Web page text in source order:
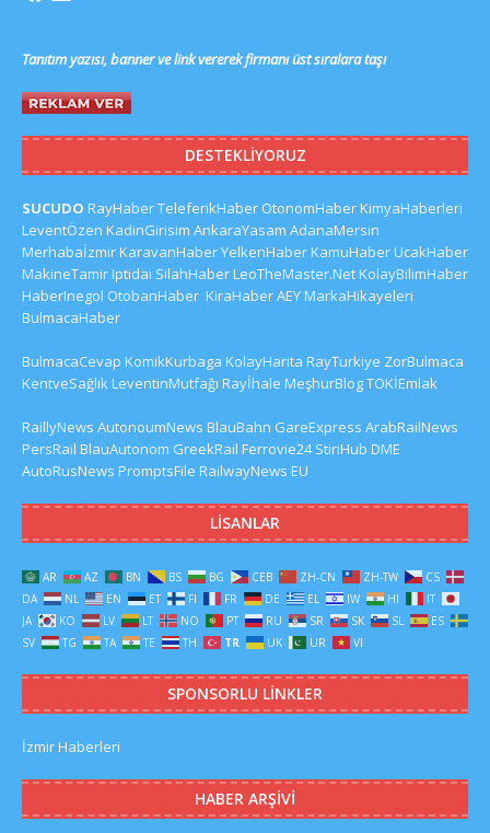
Tanıtım yazısı, banner ve link vererek firmanı üst sıralara taşı
DESTEKLIYORUZ
SUCUDO RayHaberTeleferikHaber OtonomHaberKimyaHaberleri
LeventÖzen KadinGirisim AnkaraYasam AdanaMersin
MerhabaİzmirKaravanHaberYelkenHaberKamuHaberUcakHaber
MakineTamirIptidai SilahHaberLeoTheMaster.NetKolayBilimHaber
HaberInegol OtobanHaber KiraHaberAEYMarkaHikayeleri
BulmacaHaber
BulmacaCevap KomikKurbaga KolayHarita RayTurkiye ZorBulmaca
KentveSağlıkLeventinMutfağı Rayİhale MeşhurBlogTOKİEmlak
RaillyNews AutonoumNews BlauBahn GareExpress ArabRailNews
PersRail BlauAutonom GreekRail Ferrovie24 StiriHub DME
AutoRusNews PromptsFile RailwayNews EU
LISANLAR
AR AZ BN BS BG CEB ZH-CN ZH-TW
CS
DA
NL EN ET FI FR DE EL IW HI
IT
JA
KO LV LT NO PT RU SR SK SL
ES
SV
TG TA TE TH TR UK UR VI
SPONSORLU LINKLER
İzmir Haberleri
HABER ARŞIVI